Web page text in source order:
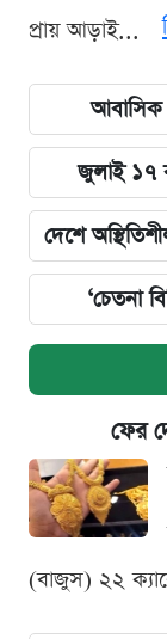
প্রায় আড়াই...
আবাসিক
জুলাই ১৭
দেশে
‘চেতনা
ফের
(বাজুস) ২২